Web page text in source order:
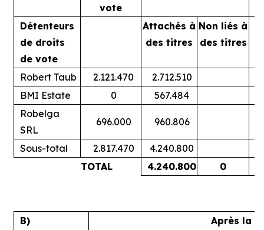
vote
Détenteurs
de droits
de vote
Attachés à
des titres
Non liés à
des titres
Robert Taub 2.121.470
2.712.510
BMI Estate
0
567.484
Robelga
SRL
696.000 960.806
Sous-total 2.817.470
4.240.800
TOTAL
4.240.800 0
B)
Après la